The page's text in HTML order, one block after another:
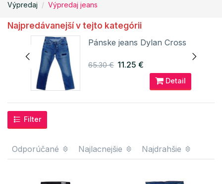
Výpredaj Výpredaj jeans
Najpredávanejší v tejto kategórii
Pánske jeans Dylan Cross
65.30 € 11.25 €
Detail
Filter
Odporúčané Najlacnejšie Najdrahšie